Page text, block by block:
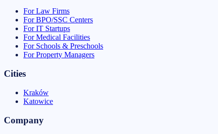
For Law Firms
For BPO/SSC Centers
For IT Startups
For Medical Facilities
For Schools & Preschools
For Property Managers
Cities
Kraków
Katowice
Company